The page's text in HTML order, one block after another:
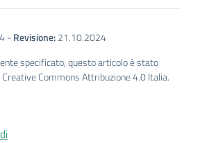
-Revisione:21.10.2024
specificato, questo articolo è stato
Commons Attribuzione 4.0 Italia.